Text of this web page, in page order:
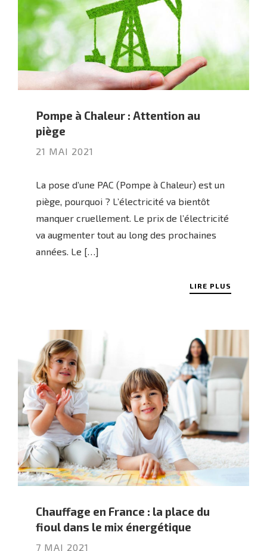
Pompe à Chaleur : Attention au
piège
21 MAI 2021
La pose d’une PAC (Pompe à Chaleur) est un
piège, pourquoi ? L’électricité va bientôt
manquer cruellement. Le prix de l’électricité
va augmenter tout au long des prochaines
années. Le […]
LIRE PLUS
Chauffage en France : la place du
fioul dans le mix énergétique
7 MAI 2021